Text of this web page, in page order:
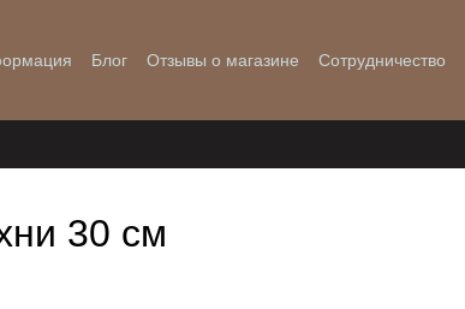
Блог Отзывы о магазине Сотрудничество
30 см